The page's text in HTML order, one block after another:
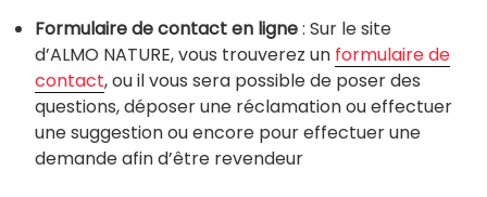
Formulaire de contact en ligne: Sur le site
d’ALMO NATURE, vous trouverez un formulaire de
contact, ou il vous sera possible de poser des
questions, déposer une réclamation ou effectuer
une suggestion ou encore pour effectuer une
demande afin d’être revendeur